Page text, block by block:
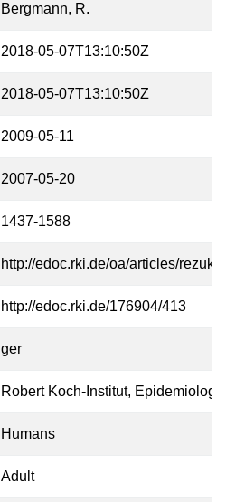
Bergmann, R.
2018-05-07T13:10:50Z
2018-05-07T13:10:50Z
2009-05-11
2007-05-20
1437-1588
http://edoc.rki.de/oa/articles/
http://edoc.rki.de/176904/413
ger
Robert Koch-Institut,
Humans
Adult